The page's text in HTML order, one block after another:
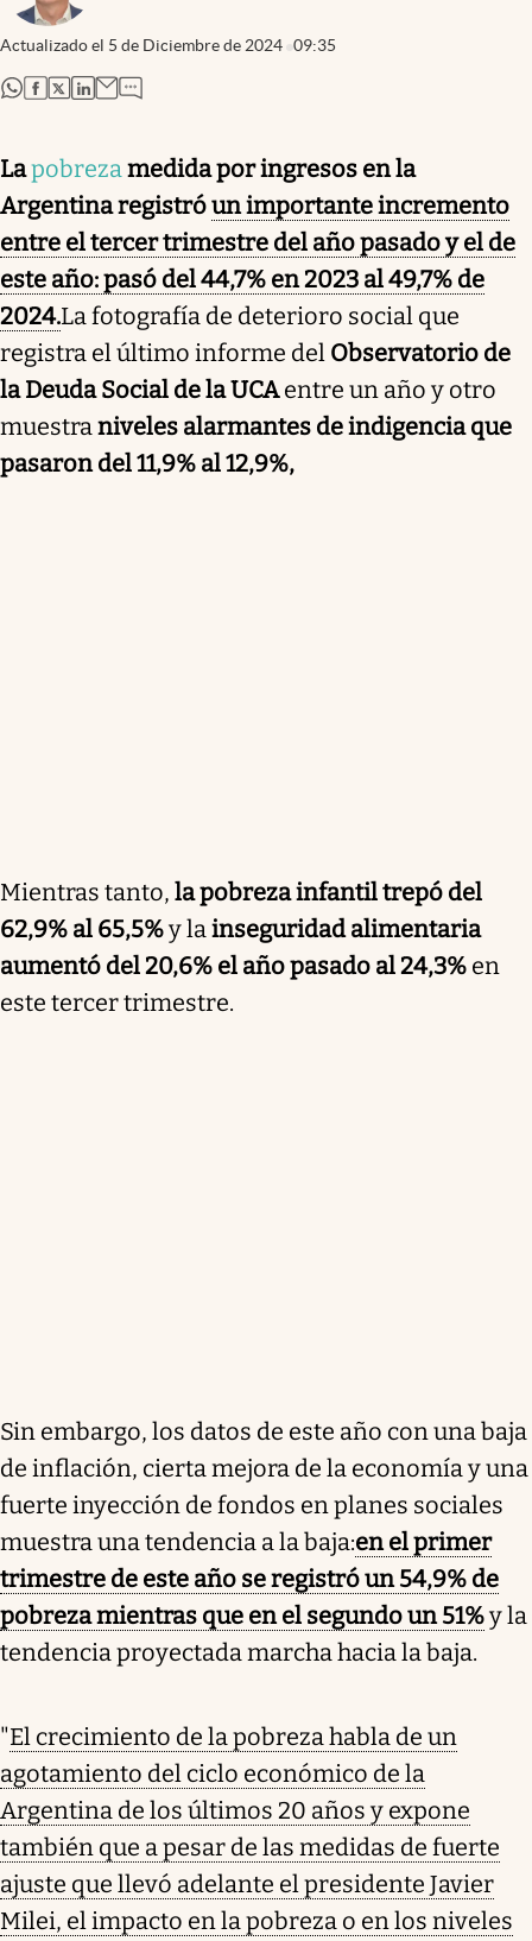
Actualizado el 5 de Diciembre de 2024 09:35
abre en nueva pestaña
abre en nueva pestaña
abre en nueva pestaña
abre en nueva pestaña
Lapobrezamedida por ingresos en la
Argentina registróun importante incremento
entre el tercer trimestre del año pasado y el de
este año: pasó del 44,7% en 2023 al 49,7% de
2024.La fotografía de deterioro social que
registra el último informe del Observatorio de
la Deuda Social de la UCAentre un año y otro
muestraniveles alarmantes de indigencia que
pasaron del 11,9% al 12,9%,
Mientras tanto, la pobreza infantil trepó del
62,9% al 65,5%y lainseguridad alimentaria
aumentó del 20,6% el año pasado al 24,3% en
este tercer trimestre.
Sin embargo, los datos de este año con una baja
de inflación, cierta mejora de la economía y una
fuerte inyección de fondos en planes sociales
muestra una tendencia a la baja:en el primer
trimestre de este año se registró un 54,9% de
pobreza mientras que en el segundo un 51%y la
tendencia proyectada marcha hacia la baja.
"El crecimiento de la pobreza habla de un
agotamiento del ciclo económico de la
Argentina de los últimos 20 años y expone
también que a pesar de las medidas de fuerte
ajuste que llevó adelante el presidente Javier
Milei, el impacto en la pobreza o en los niveles